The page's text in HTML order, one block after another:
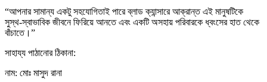
“আপনার সামান্য একটু সহযোগিতাই পারে ব্লাড ক্যান্সারে আক্রান্ত এই মানুষটিকে
সুস্থ-স্বাভাবিক জীবনে ফিরিয়ে আনতে এবং একটি অসহায় পরিবারকে ধ্বংসের হাত থেকে
বাঁচাতে।”
সাহায্য পাঠানোর ঠিকানা:
নাম: মোঃ মাসুদ রানা